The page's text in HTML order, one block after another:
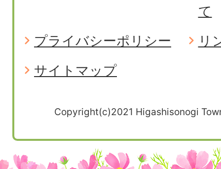
て
プライバシーポリシー
リ
サイトマップ
Copyright(c)2021 Higashisonogi